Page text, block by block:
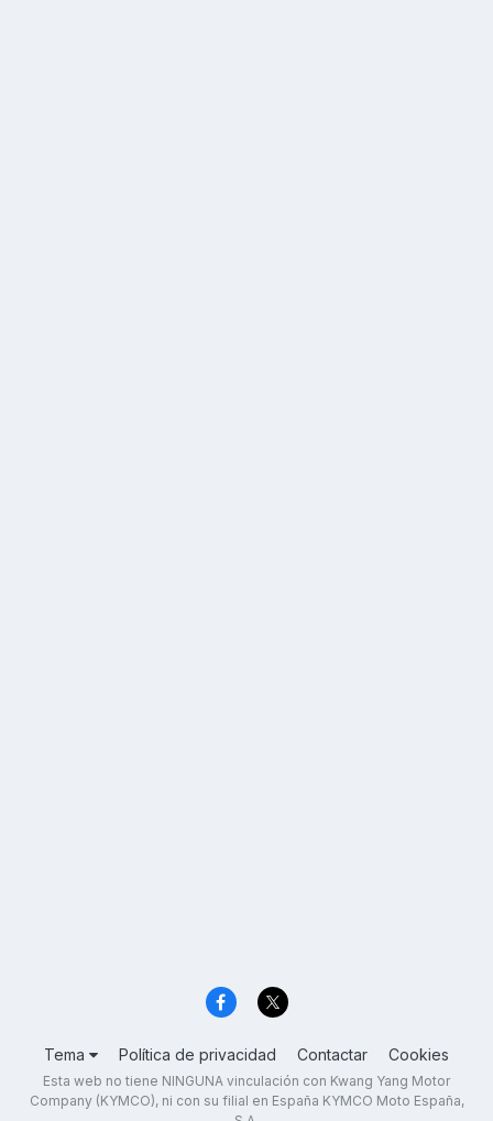
Tema Política de privacidad Contactar Cookies
Esta web no tiene NINGUNA vinculación con Kwang Yang Motor
Company (KYMCO), ni con su filial en España KYMCO Moto España,